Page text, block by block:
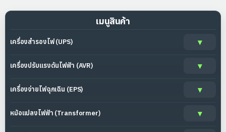
เมนูสินค้า
เครื่องสำรองไฟ (UPS)
เครื่องปรับแรงดันไฟฟ้า (AVR)
เครื่องจ่ายไฟฉุกเฉิน (EPS)
หม้อแปลงไฟฟ้า (Transformer)